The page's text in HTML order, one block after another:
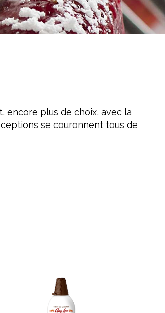
encore plus de choix, avec la
se couronnent tous de